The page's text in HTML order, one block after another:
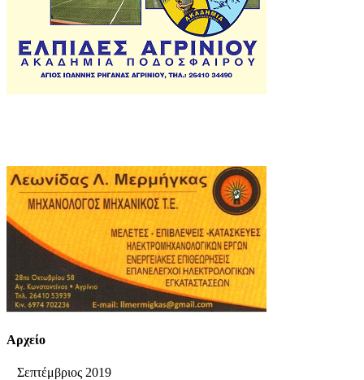
Αρχείο
Σεπτέμβριος 2019